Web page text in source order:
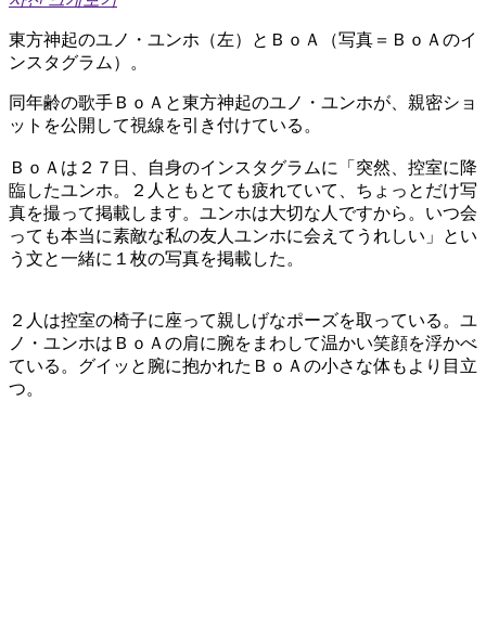
東方神起のユノ・ユンホ（左）とＢｏＡ（写真＝ＢｏＡのイ
ンスタグラム）。
同年齢の歌手ＢｏＡと東方神起のユノ・ユンホが、親密ショ
ットを公開して視線を引き付けている。
ＢｏＡは２７日、自身のインスタグラムに「突然、控室に降
臨したユンホ。２人ともとても疲れていて、ちょっとだけ写
真を撮って掲載します。ユンホは大切な人ですから。いつ会
っても本当に素敵な私の友人ユンホに会えてうれしい」とい
う文と一緒に１枚の写真を掲載した。
２人は控室の椅子に座って親しげなポーズを取っている。ユ
ノ・ユンホはＢｏＡの肩に腕をまわして温かい笑顔を浮かべ
ている。グイッと腕に抱かれたＢｏＡの小さな体もより目立
つ。